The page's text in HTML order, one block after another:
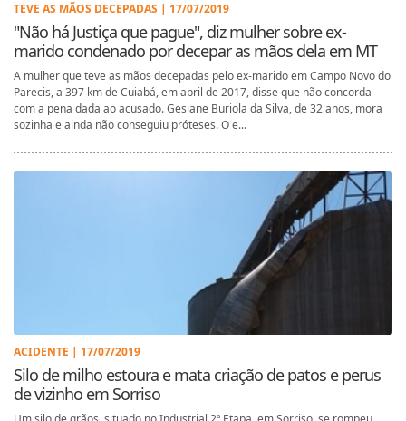
TEVE AS MÃOS DECEPADAS | 17/07/2019
"Não há Justiça que pague", diz mulher sobre ex-
marido condenado por decepar as mãos dela em MT
A mulher que teve as mãos decepadas pelo ex-marido em Campo Novo do
Parecis, a 397 km de Cuiabá, em abril de 2017, disse que não concorda
com a pena dada ao acusado. Gesiane Buriola da Silva, de 32 anos, mora
sozinha e ainda não conseguiu próteses. O e...
ACIDENTE | 17/07/2019
Silo de milho estoura e mata criação de patos e perus
de vizinho em Sorriso